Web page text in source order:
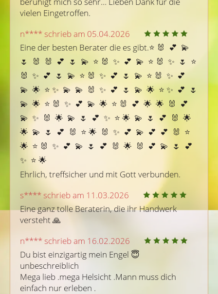
vielen Eingetroffen.
n**** schrieb am 05.04.2026
Eine der besten Berater die es gibt.⭐ ️🐰  💕  💫
🌷  🐰  🐰  💕  🌷  💫  ⭐ ️🐰  ✨  💕  💫  ⭐ ️🐰  ✨  🌷  ⭐
️🐰  ✨  💕  🌷  💫  ⭐ ️🐰  ✨  💕  🌷  💫  ⭐ ️🐰  ✨  💕
💫  🌟  ⭐ ️✨  💫  💫  🐰  ✨  💕  🌷  💫  🌟  ⭐ ️✨  💕  🌷
💫  🌟  ⭐ ️🐰  ✨  💕  💫  🌟  ⭐ ️🐰  💕  🌟  🌟  🐰  💕
💫  ✨  🐰  🌟  💫  🌷  💕  ✨  ⭐ ️🌟  💫  🌷  💕  🐰  🌟
🌟  💫  🌷  💕  🐰  ⭐ ️🌟  🐰  ✨  💕  💫  💕  💕  🐰  ⭐ ️
🌟  ⭐ ️🐰  ✨  💕  💫  🌷  💕  🐰  🌟  🐰  💕  💫  🌷  💕
✨  ⭐ ️🌟
Ehrlich, treffsicher und mit Gott verbunden.
s**** schrieb am 11.03.2026
Eine ganz tolle Beraterin, die ihr Handwerk
versteht 🙏
n**** schrieb am 16.02.2026
Du bist einzigartig mein Engel 😇
unbeschreiblich
Mega lieb .mega Helsicht .Mann muss dich
einfach nur erleben .